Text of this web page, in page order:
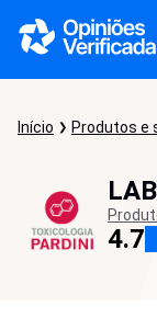
Início Produtos e
4.7